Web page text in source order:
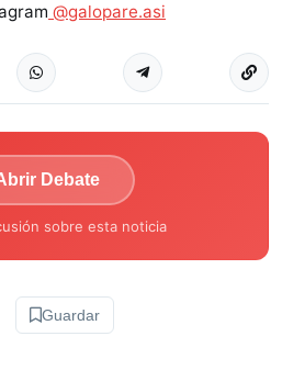
@galopare.asi
Debate
sobre esta noticia
Guardar